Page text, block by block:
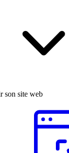
son site web